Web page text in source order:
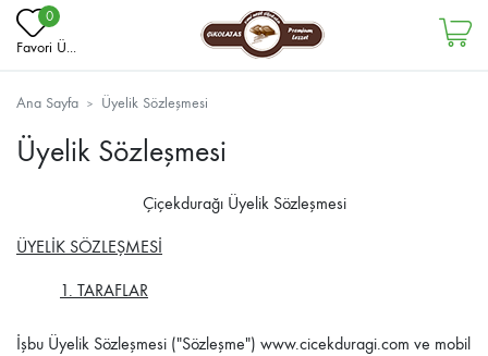
0
Favori Ü...
Ana Sayfa Üyelik Sözleşmesi
Üyelik Sözleşmesi
Çiçekdurağı Üyelik Sözleşmesi
ÜYELİK SÖZLEŞMESİ
1. TARAFLAR
İşbu Üyelik Sözleşmesi ("Sözleşme") www.cicekduragi.com ve mobil